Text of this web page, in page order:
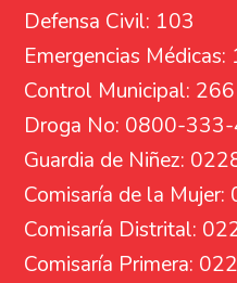
Defensa Civil: 103
Emergencias Médicas:
Control Municipal:
Droga No: 0800-
Guardia de Niñez:
Comisaría de la
Comisaría Distrital:
Comisaría Primera: